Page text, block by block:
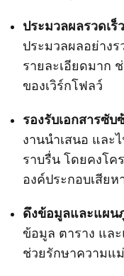
ประมวลผลรวดเ
ประมวลผลอย่าง
รายละเอียดมาก
ของเวิร์กโฟลว์
รองรับเอกสารซับ
งานนำเสนอ และ
ราบรื่น โดยคงโค
องค์ประกอบเสียห
ดึงข้อมูลและแผน
ข้อมูล ตาราง แล
ช่วยรักษาความแ